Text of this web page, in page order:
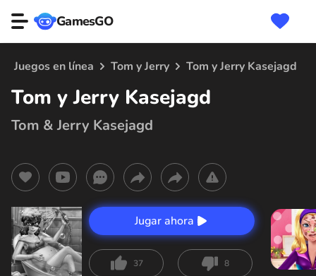
GamesGO
Juegos en línea Tom y Jerry Tom y Jerry Kasejagd
Tom y Jerry Kasejagd
Tom & Jerry Kasejagd
Jugar ahora
37 8